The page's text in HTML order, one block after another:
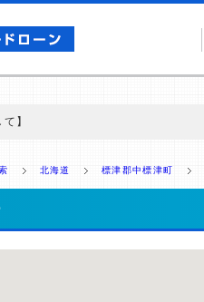
】
した情報提供を行っています。
北海道 標津郡中標津町